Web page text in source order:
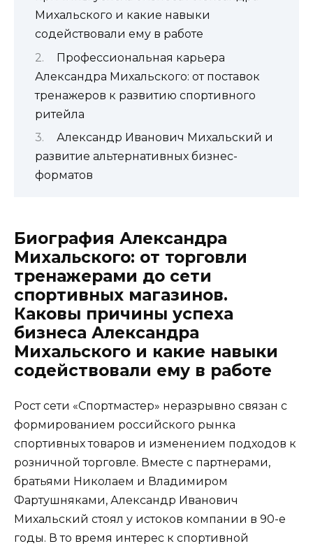
Михальского и какие навыки
содействовали ему в работе
Профессиональная карьера
Александра Михальского: от поставок
тренажеров к развитию спортивного
ритейла
Александр Иванович Михальский и
развитие альтернативных бизнес-
форматов
Биография Александра
Михальского: от торговли
тренажерами до сети
спортивных магазинов.
Каковы причины успеха
бизнеса Александра
Михальского и какие навыки
содействовали ему в работе
Рост сети «Спортмастер» неразрывно связан с
формированием российского рынка
спортивных товаров и изменением подходов к
розничной торговле. Вместе с партнерами,
братьями Николаем и Владимиром
Фартушняками, Александр Иванович
Михальский стоял у истоков компании в 90-е
годы. В то время интерес к спортивной